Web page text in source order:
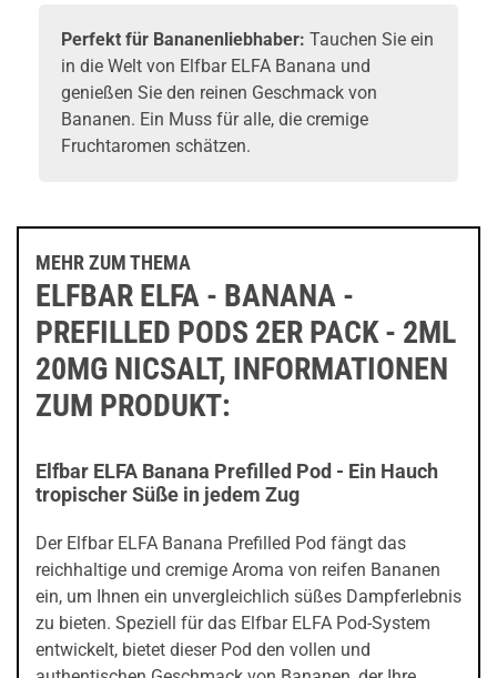
Perfekt für Bananenliebhaber: Tauchen Sie ein
in die Welt von Elfbar ELFA Banana und
genießen Sie den reinen Geschmack von
Bananen. Ein Muss für alle, die cremige
Fruchtaromen schätzen.
MEHR ZUM THEMA
ELFBAR ELFA - BANANA -
PREFILLED PODS 2ER PACK - 2ML
20MG NICSALT, INFORMATIONEN
ZUM PRODUKT:
Elfbar ELFA Banana Prefilled Pod - Ein Hauch
tropischer Süße in jedem Zug
Der Elfbar ELFA Banana Prefilled Pod fängt das
reichhaltige und cremige Aroma von reifen Bananen
ein, um Ihnen ein unvergleichlich süßes Dampferlebnis
zu bieten. Speziell für das Elfbar ELFA Pod-System
entwickelt, bietet dieser Pod den vollen und